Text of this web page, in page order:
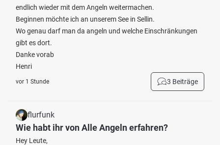
endlich wieder mit dem Angeln weitermachen.
Beginnen möchte ich an unserem See in Sellin.
Wo genau darf man da angeln und welche Einschränkungen
gibt es dort.
Danke vorab
Henri
vor 1 Stunde 3 Beiträge
flurfunk
Wie habt ihr von Alle Angeln erfahren?
Hey Leute,